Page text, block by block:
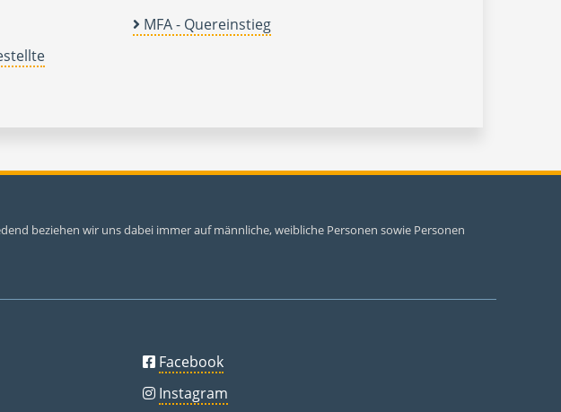
MFA - Quereinstieg
beziehen wir uns dabei immer auf männliche, weibliche Personen sowie Personen
Facebook
Instagram